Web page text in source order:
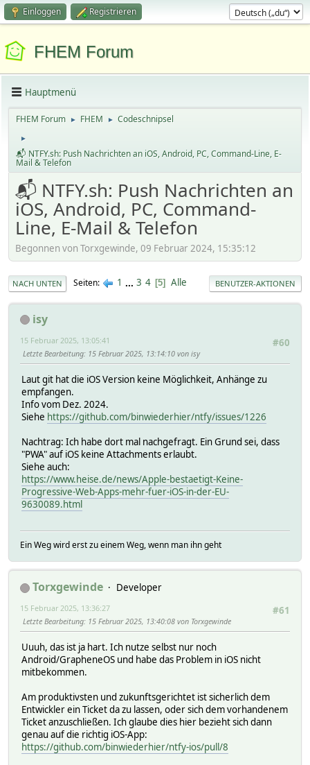
Einloggen Registrieren
FHEM Forum
Hauptmenü
FHEM Forum ► FHEM ► Codeschnipsel
►
📬 NTFY.sh: Push Nachrichten an iOS, Android, PC, Command-Line, E-
Mail & Telefon
📬 NTFY.sh: Push Nachrichten an
iOS, Android, PC, Command-
Line, E-Mail & Telefon
Begonnen von Torxgewinde, 09 Februar 2024, 15:35:12
NACH UNTEN Seiten 1 ... 3 4 5 Alle BENUTZER-AKTIONEN
isy
#60
15 Februar 2025, 13:05:41
Letzte Bearbeitung: 15 Februar 2025, 13:14:10 von isy
Laut git hat die iOS Version keine Möglichkeit, Anhänge zu
empfangen.
Info vom Dez. 2024.
Siehe https://github.com/binwiederhier/ntfy/issues/1226
Nachtrag: Ich habe dort mal nachgefragt. Ein Grund sei, dass
"PWA" auf iOS keine Attachments erlaubt.
Siehe auch:
https://www.heise.de/news/Apple-bestaetigt-Keine-
Progressive-Web-Apps-mehr-fuer-iOS-in-der-EU-
9630089.html
Ein Weg wird erst zu einem Weg, wenn man ihn geht
Torxgewinde
Developer
#61
15 Februar 2025, 13:36:27
Letzte Bearbeitung: 15 Februar 2025, 13:40:08 von Torxgewinde
Uuuh, das ist ja hart. Ich nutze selbst nur noch
Android/GrapheneOS und habe das Problem in iOS nicht
mitbekommen.
Am produktivsten und zukunftsgerichtet ist sicherlich dem
Entwickler ein Ticket da zu lassen, oder sich dem vorhandenem
Ticket anzuschließen. Ich glaube dies hier bezieht sich dann
genau auf die richtig iOS-App:
https://github.com/binwiederhier/ntfy-ios/pull/8